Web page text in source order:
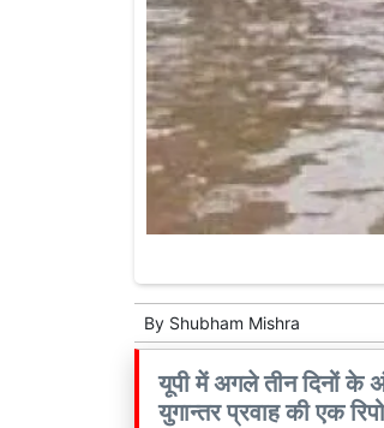
By Shubham Mishra
यूपी में अगले तीन दिनों के
युगान्तर प्रवाह की एक